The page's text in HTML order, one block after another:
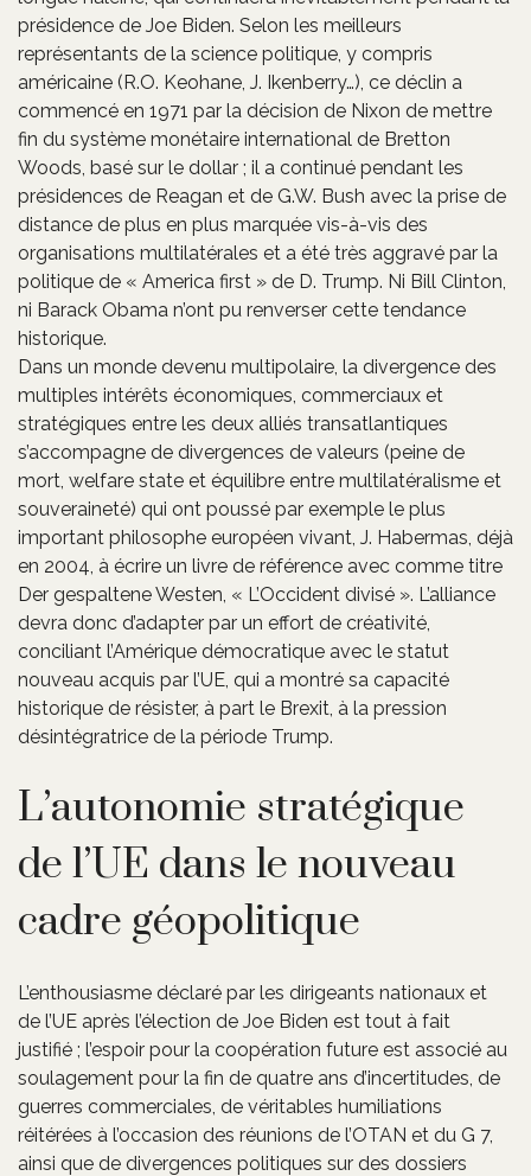
présidence de Joe Biden. Selon les meilleurs
représentants de la science politique, y compris
américaine (R.O. Keohane, J. Ikenberry…), ce déclin a
commencé en 1971 par la décision de Nixon de mettre
fin du système monétaire international de Bretton
Woods, basé sur le dollar ; il a continué pendant les
présidences de Reagan et de G.W. Bush avec la prise de
distance de plus en plus marquée vis-à-vis des
organisations multilatérales et a été très aggravé par la
politique de « America first » de D. Trump. Ni Bill Clinton,
ni Barack Obama n’ont pu renverser cette tendance
historique.
Dans un monde devenu multipolaire, la divergence des
multiples intérêts économiques, commerciaux et
stratégiques entre les deux alliés transatlantiques
s’accompagne de divergences de valeurs (peine de
mort, welfare state et équilibre entre multilatéralisme et
souveraineté) qui ont poussé par exemple le plus
important philosophe européen vivant, J. Habermas, déjà
en 2004, à écrire un livre de référence avec comme titre
Der gespaltene Westen, « L’Occident divisé ». L’alliance
devra donc d’adapter par un effort de créativité,
conciliant l’Amérique démocratique avec le statut
nouveau acquis par l’UE, qui a montré sa capacité
historique de résister, à part le Brexit, à la pression
désintégratrice de la période Trump.
L’autonomie stratégique
de l’UE dans le nouveau
cadre géopolitique
L’enthousiasme déclaré par les dirigeants nationaux et
de l’UE après l’élection de Joe Biden est tout à fait
justifié ; l’espoir pour la coopération future est associé au
soulagement pour la fin de quatre ans d’incertitudes, de
guerres commerciales, de véritables humiliations
réitérées à l’occasion des réunions de l’OTAN et du G 7,
ainsi que de divergences politiques sur des dossiers